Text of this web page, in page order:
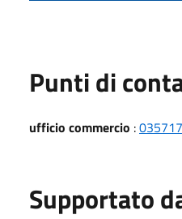
Punti di
ufficio commercio :
Supportato